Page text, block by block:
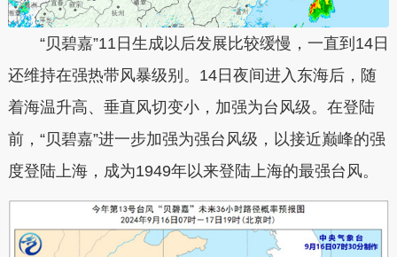
“贝碧嘉”11日生成以后发展比较缓慢，一直到14日
还维持在强热带风暴级别。14日夜间进入东海后，随
着海温升高、垂直风切变小，加强为台风级。在登陆
前，“贝碧嘉”进一步加强为强台风级，以接近巅峰的强
度登陆上海，成为1949年以来登陆上海的最强台风。